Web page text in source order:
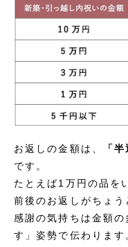
お返しの金額は、 「
です。
たとえば1万円の品を
前後のお返しがちょう
感謝の気持ちは金額
す」姿勢で伝わります